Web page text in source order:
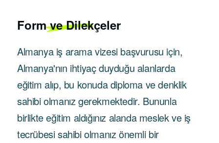
Form ve Dilekçeler
Almanya iş arama vizesi başvurusu için,
Almanya'nın ihtiyaç duyduğu alanlarda
eğitim alıp, bu konuda diploma ve denklik
sahibi olmanız gerekmektedir. Bununla
birlikte eğitim aldığınız alanda meslek ve iş
tecrübesi sahibi olmanız önemli bir